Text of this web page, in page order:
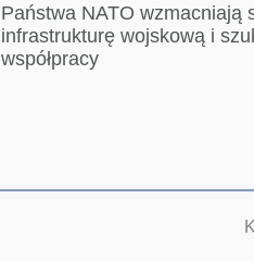
Państwa NATO wzmacniają
infrastrukturę wojskową i
współpracy